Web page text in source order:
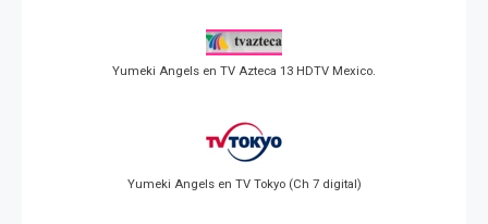
Yumeki Angels en TV Azteca 13 HDTV Mexico.
Yumeki Angels en TV Tokyo (Ch 7 digital)